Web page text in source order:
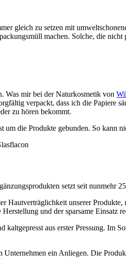
gleich zu setzen mit
machen. Solche, die
Was mir bei der Naturkosmetik von
verpackt, dass ich die Papiere
zu hören bekommt.
die Produkte gebunden. So kann
setzt seit nunmehr
und der sparsame Einsatz
aus erster Pressung. Im
ein Anliegen. Die